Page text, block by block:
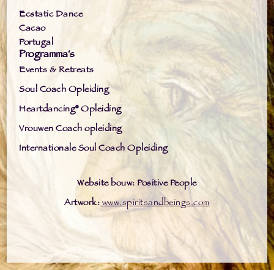
Ecstatic Dance
Cacao
Portugal
Programma's
Events & Retreats
Soul Coach Opleiding
Heartdancing® Opleiding
Vrouwen Coach opleiding
Internationale Soul Coach Opleiding
Website bouw: Positive People
Artwork:www.spiritsandbeings.com